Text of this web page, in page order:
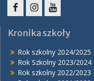
Kronika szkoły
Rok szkolny 2024/2025
Rok Szkolny 2023/2024
Rok szkolny 2022/2023